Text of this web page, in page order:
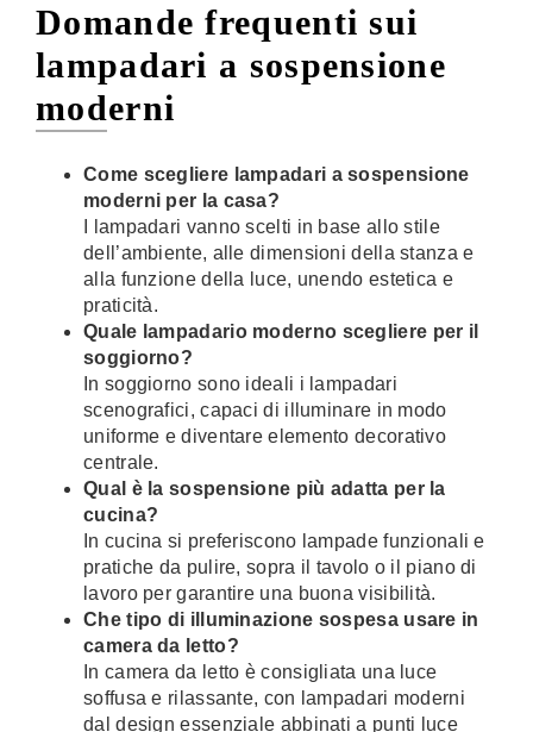
Domande frequenti sui
lampadari a sospensione
moderni
Come scegliere lampadari a sospensione
moderni per la casa?
I lampadari vanno scelti in base allo stile
dell’ambiente, alle dimensioni della stanza e
alla funzione della luce, unendo estetica e
praticità.
Quale lampadario moderno scegliere per il
soggiorno?
In soggiorno sono ideali i lampadari
scenografici, capaci di illuminare in modo
uniforme e diventare elemento decorativo
centrale.
Qual è la sospensione più adatta per la
cucina?
In cucina si preferiscono lampade funzionali e
pratiche da pulire, sopra il tavolo o il piano di
lavoro per garantire una buona visibilità.
Che tipo di illuminazione sospesa usare in
camera da letto?
In camera da letto è consigliata una luce
soffusa e rilassante, con lampadari moderni
dal design essenziale abbinati a punti luce